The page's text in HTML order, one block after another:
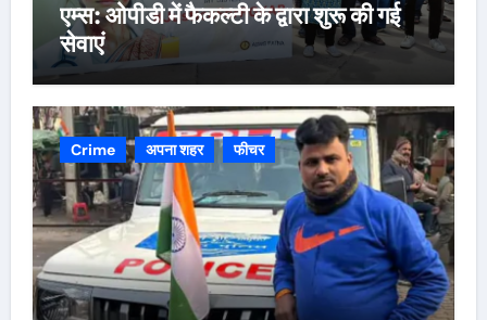
एम्स: ओपीडी में फैकल्टी के द्वारा शुरू की गई
सेवाएं
Crime अपना शहर फीचर